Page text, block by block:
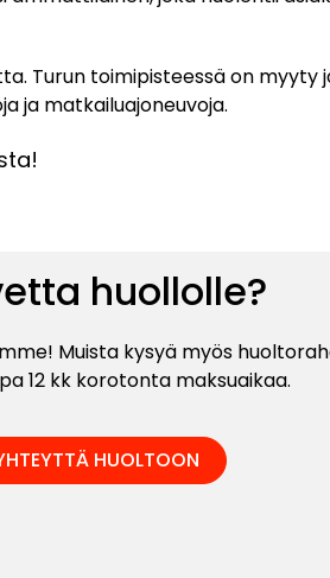
Turun toimipisteessä on myyty
ja matkailuajoneuvoja.
huollolle?
Muista kysyä myös
12 kk korotonta maksuaikaa.
HUOLTOON